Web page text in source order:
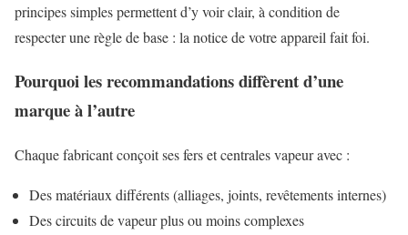
principes simples permettent d’y voir clair, à condition de
respecter une règle de base : la notice de votre appareil fait foi.
Pourquoi les recommandations diffèrent d’une
marque à l’autre
Chaque fabricant conçoit ses fers et centrales vapeur avec :
Des matériaux différents (alliages, joints, revêtements internes)
Des circuits de vapeur plus ou moins complexes